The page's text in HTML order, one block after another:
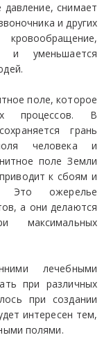
давление, снимает
и других
и уменьшается
поле, которое
процессов. В
грань
человека и
поле Земли
к сбоям и
Это ожерелье
а они делаются
максимальных
лечебными
при различных
при создании
интересен тем,
полями.